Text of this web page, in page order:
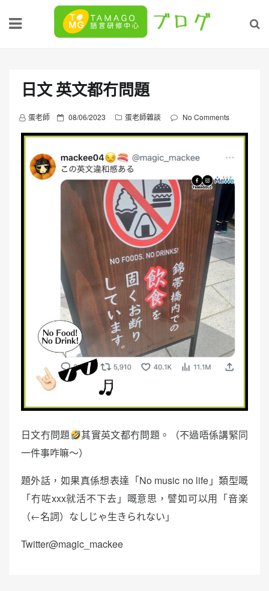
日文 英文都冇問題
蛋老師
P
o
t
e
08/06/2023 蛋老師雜談 No Comments
日文冇問題
其實英文都冇問題。（不過唔係講緊同
一件事咋嘛～）
題外話，如果真係想表達「No music no life」類型嘅
「冇咗xxx就活不下去」嘅意思，譬如可以用「音楽
（←名詞）なしじゃ生きられない」
Twitter@magic_mackee